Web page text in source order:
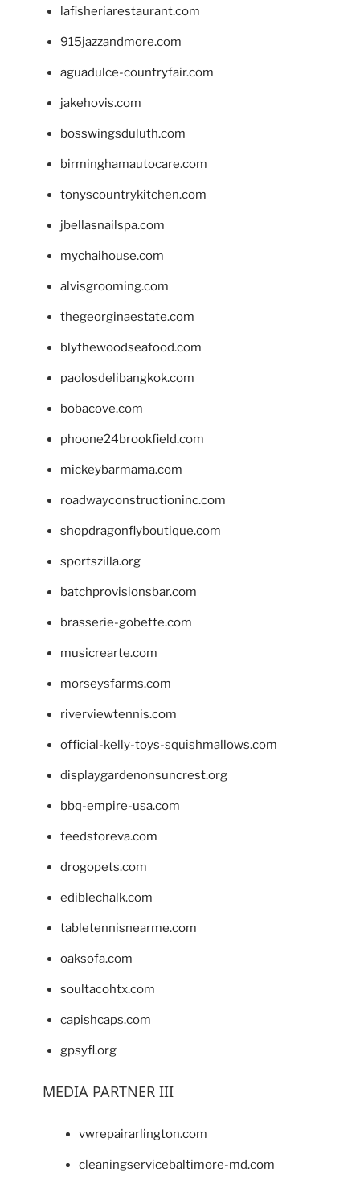
lafisheriarestaurant.com
915jazzandmore.com
aguadulce-countryfair.com
jakehovis.com
bosswingsduluth.com
birminghamautocare.com
tonyscountrykitchen.com
jbellasnailspa.com
mychaihouse.com
alvisgrooming.com
thegeorginaestate.com
blythewoodseafood.com
paolosdelibangkok.com
bobacove.com
phoone24brookfield.com
mickeybarmama.com
roadwayconstructioninc.com
shopdragonflyboutique.com
sportszilla.org
batchprovisionsbar.com
brasserie-gobette.com
musicrearte.com
morseysfarms.com
riverviewtennis.com
official-kelly-toys-squishmallows.com
displaygardenonsuncrest.org
bbq-empire-usa.com
feedstoreva.com
drogopets.com
ediblechalk.com
tabletennisnearme.com
oaksofa.com
soultacohtx.com
capishcaps.com
gpsyfl.org
MEDIA PARTNER III
vwrepairarlington.com
cleaningservicebaltimore-md.com